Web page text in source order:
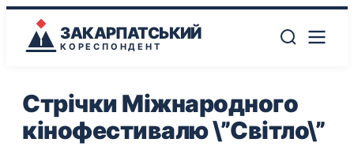
ЗАКАРПАТСЬКИЙ
КОРЕСПОНДЕНТ
Стрічки Міжнародного
кінофестивалю \”Світло\”